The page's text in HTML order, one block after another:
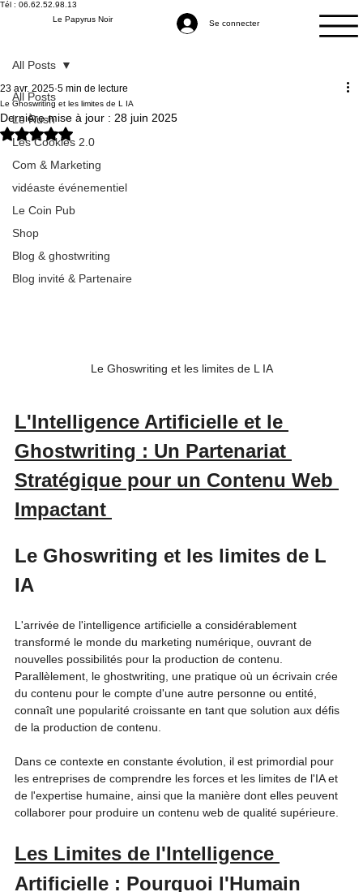
Le Papyrus Noir Se connecter
Tél : 06.62.52.98.13
All Posts
Le Rush
Les Cookies 2.0
Com & Marketing
vidéaste événementiel
Le Coin Pub
Shop
Blog & ghostwriting
Blog invité & Partenaire
All Posts
Le Ghoswriting et les limites de L IA
23 avr. 2025 5 min de lecture
Dernière mise à jour : 28 juin 2025
Noté NaN étoiles sur 5.
Le Ghoswriting et les limites de L IA
L'Intelligence Artificielle et le
Ghostwriting : Un Partenariat
Stratégique pour un Contenu Web
Impactant
Le Ghoswriting et les limites de L
IA
L'arrivée de l'intelligence artificielle a considérablement
transformé le monde du marketing numérique, ouvrant de
nouvelles possibilités pour la production de contenu.
Parallèlement, le ghostwriting, une pratique où un écrivain crée
du contenu pour le compte d'une autre personne ou entité,
connaît une popularité croissante en tant que solution aux défis
de la production de contenu.
Dans ce contexte en constante évolution, il est primordial pour
les entreprises de comprendre les forces et les limites de l'IA et
de l'expertise humaine, ainsi que la manière dont elles peuvent
collaborer pour produire un contenu web de qualité supérieure.
Les Limites de l'Intelligence
Artificielle : Pourquoi l'Humain